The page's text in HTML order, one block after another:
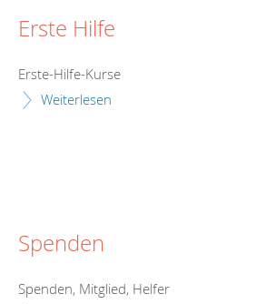
Erste Hilfe
Erste-Hilfe-Kurse
Weiterlesen
Spenden
Spenden, Mitglied, Helfer